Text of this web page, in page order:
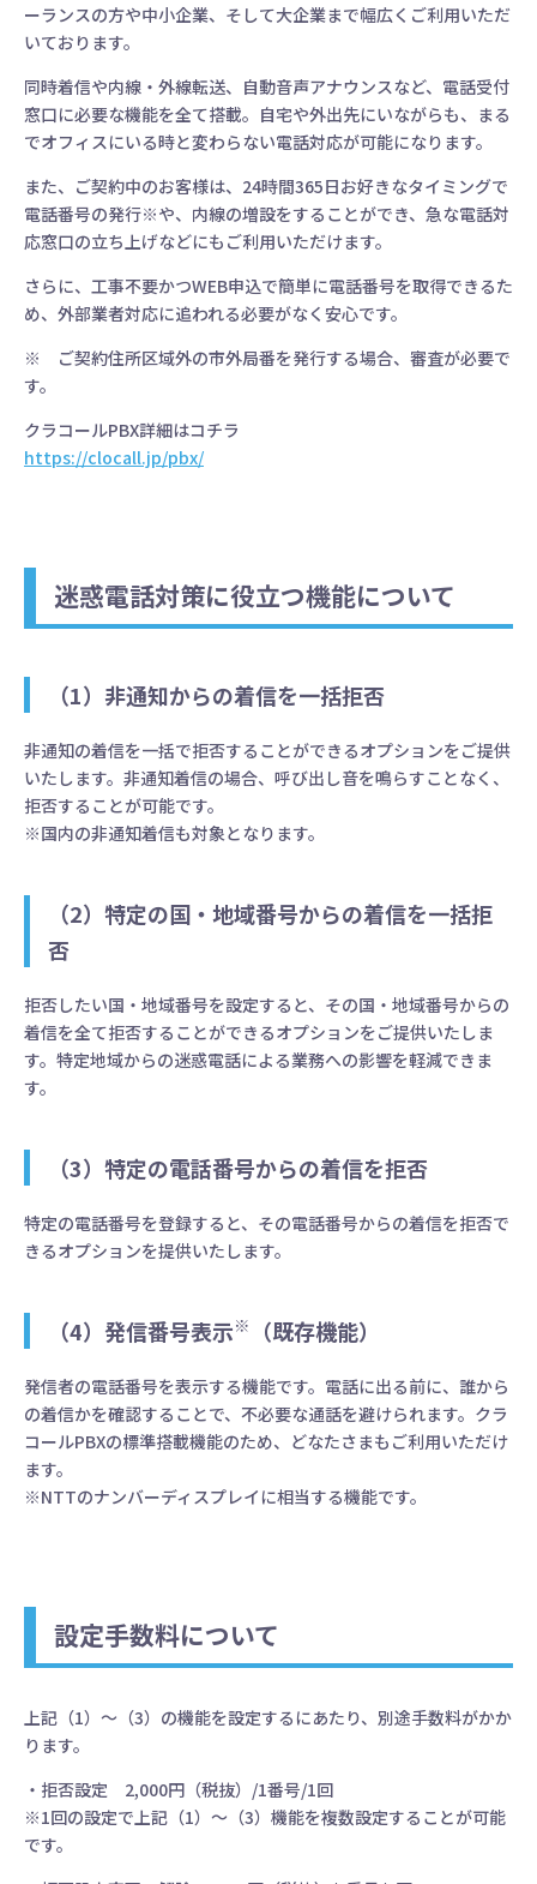
ーランスの方や中小企業、そして大企業まで幅広くご利用いただ
いております。
同時着信や内線・外線転送、自動音声アナウンスなど、電話受付
窓口に必要な機能を全て搭載。自宅や外出先にいながらも、まる
でオフィスにいる時と変わらない電話対応が可能になります。
また、ご契約中のお客様は、24時間365日お好きなタイミングで
電話番号の発行※や、内線の増設をすることができ、急な電話対
応窓口の立ち上げなどにもご利用いただけます。
さらに、工事不要かつWEB申込で簡単に電話番号を取得できるた
め、外部業者対応に追われる必要がなく安心です。
※ ご契約住所区域外の市外局番を発行する場合、審査が必要で
す。
クラコールPBX詳細はコチラ
https://clocall.jp/pbx/
迷惑電話対策に役立つ機能について
（1）非通知からの着信を一括拒否
非通知の着信を一括で拒否することができるオプションをご提供
いたします。非通知着信の場合、呼び出し音を鳴らすことなく、
拒否することが可能です。
※国内の非通知着信も対象となります。
（2）特定の国・地域番号からの着信を一括拒
否
拒否したい国・地域番号を設定すると、その国・地域番号からの
着信を全て拒否することができるオプションをご提供いたしま
す。特定地域からの迷惑電話による業務への影響を軽減できま
す。
（3）特定の電話番号からの着信を拒否
特定の電話番号を登録すると、その電話番号からの着信を拒否で
きるオプションを提供いたします。
（4）発信番号表示※ （既存機能）
発信者の電話番号を表示する機能です。電話に出る前に、誰から
の着信かを確認することで、不必要な通話を避けられます。クラ
コールPBXの標準搭載機能のため、どなたさまもご利用いただけ
ます。
※NTTのナンバーディスプレイに相当する機能です。
設定手数料について
上記（1）～（3）の機能を設定するにあたり、別途手数料がかか
ります。
・拒否設定 2,000円（税抜）/1番号/1回
※1回の設定で上記（1）～（3）機能を複数設定することが可能
です。